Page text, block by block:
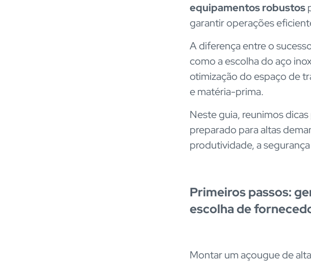
equipamentos robustos
garantir operações
A diferença entre o
como a escolha do aço
otimização do espaço de
e matéria-prima.
Neste guia, reunimos
preparado para altas
produtividade, a
Primeiros passos:
escolha de
Montar um açougue de